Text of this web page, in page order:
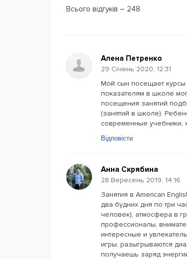
Всього відгуків – 248
Алена Петренко
29 Січень 2020, 12:31
Мой сын посещает курсы
показателям в школе
посещения занятий
(занятий в школе).
современные учебники,
Відповісти
Анна Скрябина
28 Вересень 2019, 14:16
Занятия в American
два будних дня по три
человек), атмосфера в
профессионалы,
интересные и
игры, разыгрываются
получаешь заряд